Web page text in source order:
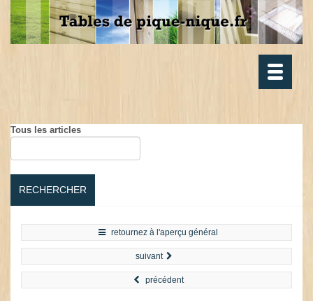
Toggle
Tous les articles
RECHERCHER
retournez à l'aperçu général
suivant
précédent